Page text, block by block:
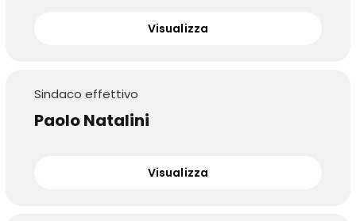
Visualizza
Sindaco effettivo
Paolo Natalini
Visualizza